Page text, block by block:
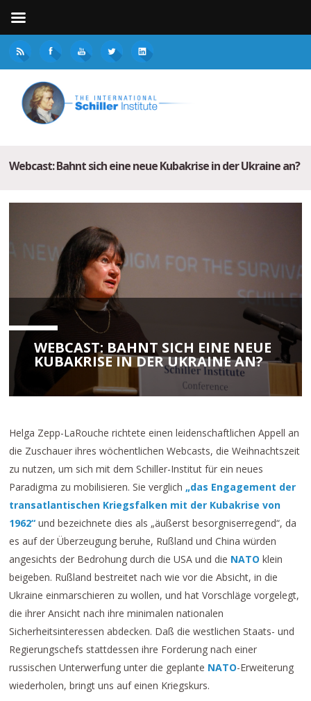
Webcast: Bahnt sich eine neue Kubakrise in der Ukraine an?
WEBCAST: BAHNT SICH EINE NEUE
KUBAKRISE IN DER UKRAINE AN?
Helga Zepp-LaRouche richtete einen leidenschaftlichen Appell an
die Zuschauer ihres wöchentlichen Webcasts, die Weihnachtszeit
zu nutzen, um sich mit dem Schiller-Institut für ein neues
Paradigma zu mobilisieren. Sie verglich„das Engagement der
transatlantischen Kriegsfalken mit der Kubakrise von
1962“ und bezeichnete dies als „äußerst besorgniserregend“, da
es auf der Überzeugung beruhe, Rußland und China würden
angesichts der Bedrohung durch die USA und die NATO klein
beigeben. Rußland bestreitet nach wie vor die Absicht, in die
Ukraine einmarschieren zu wollen, und hat Vorschläge vorgelegt,
die ihrer Ansicht nach ihre minimalen nationalen
Sicherheitsinteressen abdecken. Daß die westlichen Staats- und
Regierungschefs stattdessen ihre Forderung nach einer
russischen Unterwerfung unter die geplante NATO-Erweiterung
wiederholen, bringt uns auf einen Kriegskurs.